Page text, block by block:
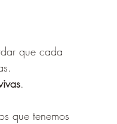
que cada
.
que tenemos